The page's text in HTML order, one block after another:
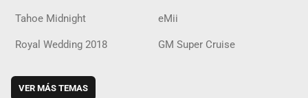
Tahoe Midnight eMii
Royal Wedding 2018 GM Super Cruise
VER MÁS TEMAS